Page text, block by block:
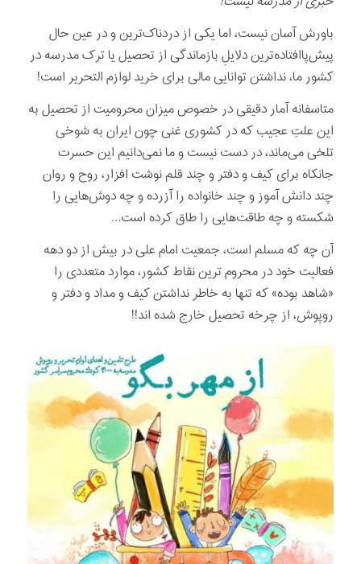
باورش آسان نیست، اما یکی از دردناک‌ترین و در عین حال
پیش‌پاافتاده‌ترین دلایلِ بازماندگی از تحصیل یا ترک مدرسه در
کشور ما، نداشتن توانایی مالی برای خرید لوازم التحریر است!
متاسفانه آمار دقیقی در خصوص میزان محرومیت از تحصیل به
این علتِ عجیب که در کشوری غنی چون ایران به شوخی
تلخی می‌ماند، در دست نیست و ما نمی‌دانیم این حسرت
جانکاه برای کیف و دفتر و چند قلم نوشت افزار، روح و روان
چند دانش آموز و چند خانواده را آزرده و چه دوش‌هایی را
شکسته و چه طاقت‌هایی را طاق کرده است…
آن چه که مسلم است، جمعیت امام علی در بیش از دو دهه
فعالیت خود در محروم ترین نقاط کشور، موارد متعددی را
«شاهد بوده» که تنها به خاطر نداشتن کیف و مداد و دفتر و
روپوش، از چرخه تحصیل خارج شده اند!!